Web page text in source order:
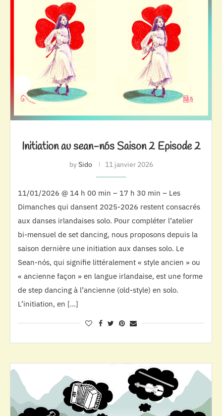
Initiation au sean-nós Saison 2 Episode 2
bySido 11 janvier 2026
11/01/2026 @ 14 h 00 min – 17 h 30 min – Les
Dimanches qui dansent 2025-2026 restent consacrés
aux danses irlandaises solo. Pour compléter l’atelier
bi-mensuel de set dancing, nous proposons depuis la
saison dernière une initiation aux danses solo. Le
Sean-nós, qui signifie littéralement « style ancien » ou
« ancienne façon » en langue irlandaise, est une forme
de step dancing à l’ancienne (old-style) en solo.
L’initiation, en […]